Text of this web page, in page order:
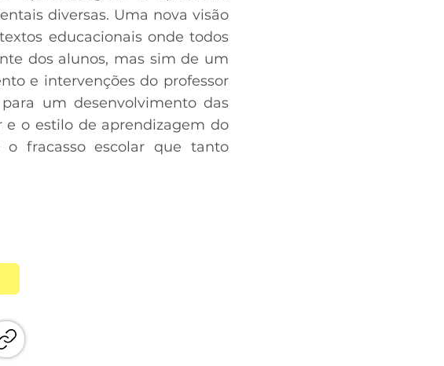
diversas. Uma nova visão
educacionais onde todos
dos alunos, mas sim de um
e intervenções do professor
um desenvolvimento das
e o estilo de aprendizagem do
fracasso escolar que tanto